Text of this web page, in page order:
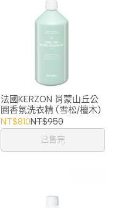
法國KERZON 肖蒙山丘公
園香氛洗衣精 (雪松/檀木)
NT$810NT$950
已售完